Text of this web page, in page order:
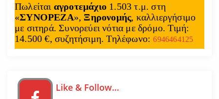
Πωλείται αγροτεμάχιο 1.503 τ.μ. στη
«ΣΥΝΟΡΕΖΑ», Ξηρονομής, καλλιεργήσιμο
με σιτηρά. Συνορεύει νότια με δρόμο. Τιμή:
14.500 €, συζητήσιμη. Τηλέφωνο:6946464125
Like & Follow…